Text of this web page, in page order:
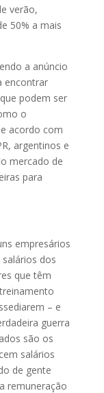
verão,
50% a mais
a anúncio
encontrar
podem ser
o
acordo com
argentinos e
mercado de
para
empresários
dos
que têm
– e
guerra
são os
salários
de gente
remuneração